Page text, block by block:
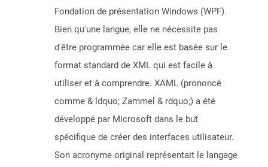
Fondation de présentation Windows (WPF).
Bien qu'une langue, elle ne nécessite pas
d'être programmée car elle est basée sur le
format standard de XML qui est facile à
utiliser et à comprendre. XAML (prononcé
comme & ldquo; Zammel & rdquo;) a été
développé par Microsoft dans le but
spécifique de créer des interfaces utilisateur.
Son acronyme original représentait le langage